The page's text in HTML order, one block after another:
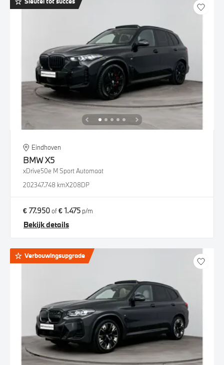
Eindhoven
BMWX5
xDrive50e M Sport Automaat
202347.748 kmX208DP
€ 77.950of€ 1.475 p/m
Bekijk details
Verbouwingsupgrade